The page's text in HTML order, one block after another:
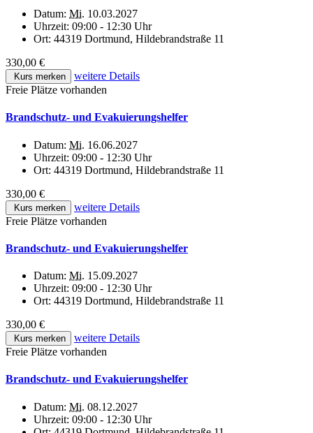
Datum: Mi. 10.03.2027
Uhrzeit: 09:00 - 12:30 Uhr
Ort: 44319 Dortmund, Hildebrandstraße 11
330,00 €
Kurs merken
weitere Details
Freie Plätze vorhanden
Brandschutz- und Evakuierungshelfer
Datum: Mi. 16.06.2027
Uhrzeit: 09:00 - 12:30 Uhr
Ort: 44319 Dortmund, Hildebrandstraße 11
330,00 €
Kurs merken
weitere Details
Freie Plätze vorhanden
Brandschutz- und Evakuierungshelfer
Datum: Mi. 15.09.2027
Uhrzeit: 09:00 - 12:30 Uhr
Ort: 44319 Dortmund, Hildebrandstraße 11
330,00 €
Kurs merken
weitere Details
Freie Plätze vorhanden
Brandschutz- und Evakuierungshelfer
Datum: Mi. 08.12.2027
Uhrzeit: 09:00 - 12:30 Uhr